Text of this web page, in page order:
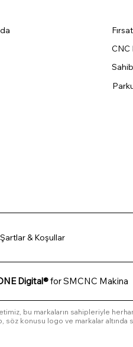
CNC
Şartlar & Koşullar
Digital®for SMCNC Makina
bu markaların sahipleriyle
konusu logo ve markalar altında